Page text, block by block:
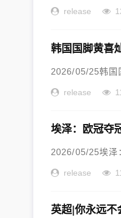
release
韩国国脚黄喜
2026/05/25韩国
release
埃泽：欧冠夺
2026/05/25埃泽
release
英超|你永远